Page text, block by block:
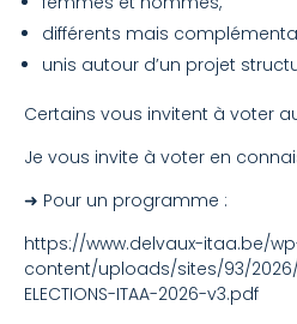
différents mais
unis autour d’un projet
Certains vous invitent à voter
Je vous invite à voter en
➜ Pour un programme :
https://www.delvaux-itaa.be/
content/uploads/sites/93/2026/
ELECTIONS-ITAA-2026-v3.pdf